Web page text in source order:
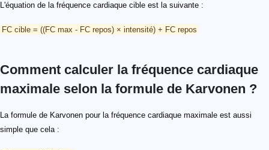
L'équation de la fréquence cardiaque cible est la suivante :
FC cible = ((FC max - FC repos) × intensité) + FC repos
Comment calculer la fréquence cardiaque
maximale selon la formule de Karvonen ?
La formule de Karvonen pour la fréquence cardiaque maximale est aussi
simple que cela :